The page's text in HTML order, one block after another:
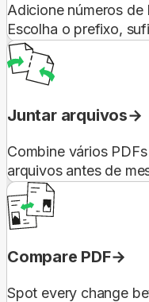
Adicione números de
Escolha o prefixo,
Juntar arquivos
Combine vários
arquivos antes de
Compare PDF
Spot every change